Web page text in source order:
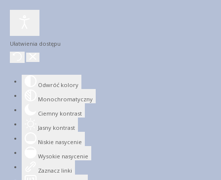
Ułatwienia dostępu
Odwróć kolory
Monochromatyczny
Ciemny kontrast
Jasny kontrast
Niskie nasycenie
Wysokie nasycenie
Zaznacz linki